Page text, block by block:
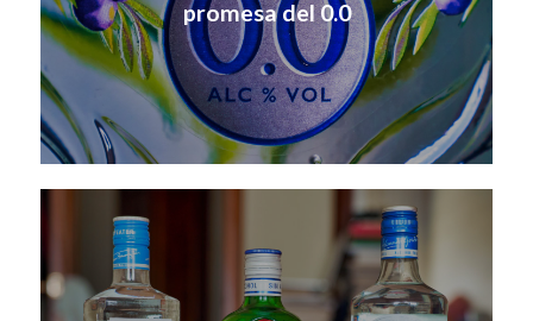
promesa del 0.0